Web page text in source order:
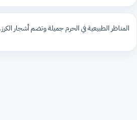
المناظر الطبيعية في الحرم جميلة وتضم أشجار الكرز.